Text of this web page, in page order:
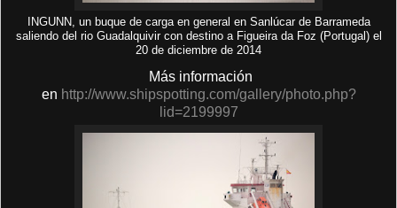
INGUNN, un buque de carga en general en Sanlúcar de Barrameda
saliendo del rio Guadalquivir con destino a Figueira da Foz (Portugal) el
20 de diciembre de 2014
Más información
en http://www.shipspotting.com/gallery/photo.php?
lid=2199997